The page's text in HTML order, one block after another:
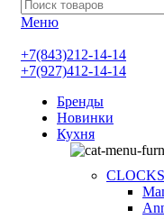
Меню
+7(843)212-14-14
+7(927)412-14-14
Бренды
Новинки
Кухня
CLOCKS